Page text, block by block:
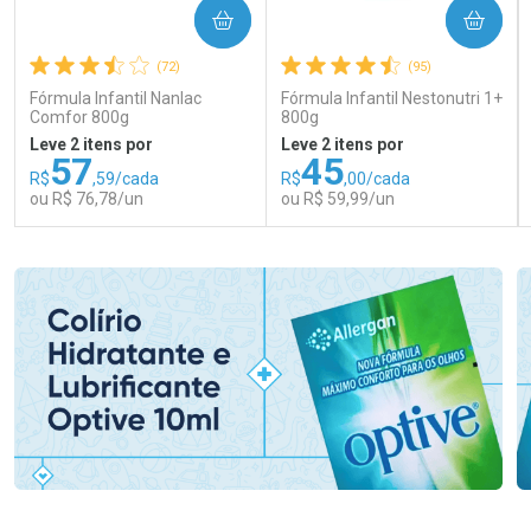
(72)
Fórmula Infantil Nanlac
Comfor 800g
Leve 2 itens por
R$57,59/cada
ou R$ 76,78/un
COMPRAR
(95)
Fórmula Infantil Nestonutri 1+
800g
Leve 2 itens por
R$45,00/cada
ou R$ 59,99/un
COMPRAR
Laboratório
Por Menos